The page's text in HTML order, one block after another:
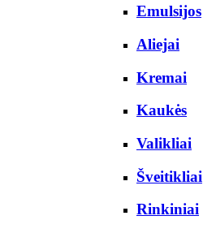
Emulsijos
Aliejai
Kremai
Kaukės
Valikliai
Šveitikliai
Rinkiniai